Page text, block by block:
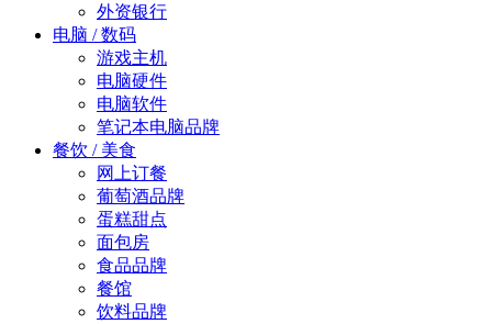
外资银行
电脑 / 数码
游戏主机
电脑硬件
电脑软件
笔记本电脑品牌
餐饮 / 美食
网上订餐
葡萄酒品牌
蛋糕甜点
面包房
食品品牌
餐馆
饮料品牌